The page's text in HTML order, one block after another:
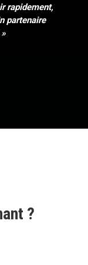
rapidement,
partenaire
?